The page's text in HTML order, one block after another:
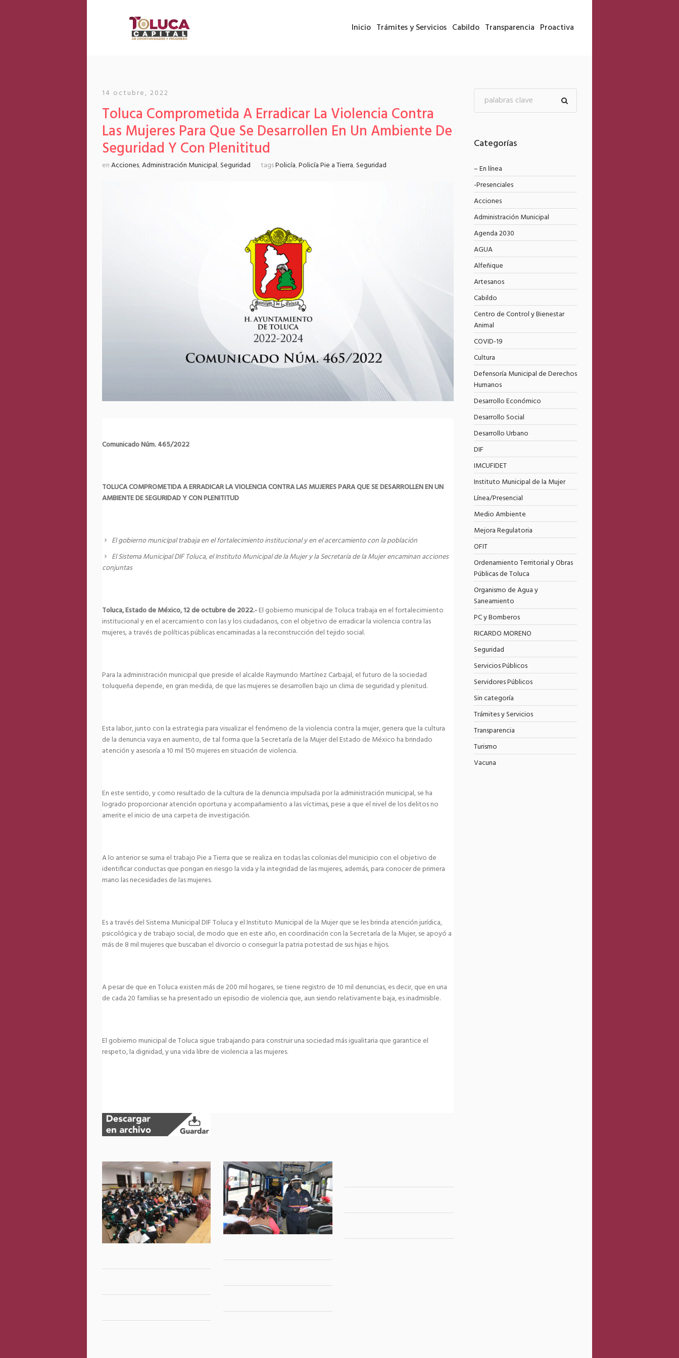
Inicio Trámites y Servicios Cabildo Transparencia Proactiva
14 octubre, 2022
Toluca Comprometida A Erradicar La Violencia Contra
Las Mujeres Para Que Se Desarrollen En Un Ambiente De
Seguridad Y Con Plenititud
enAcciones,Administración Municipal,Seguridad tagsPolicía,Policía Pie a Tierra,Seguridad
Comunicado Núm. 465/2022
TOLUCA COMPROMETIDA A ERRADICAR LA VIOLENCIA CONTRA LAS MUJERES PARA QUE SE DESARROLLEN EN UN
AMBIENTE DE SEGURIDAD Y CON PLENITITUD
El gobierno municipal trabaja en el fortalecimiento institucional y en el acercamiento con la población
El Sistema Municipal DIF Toluca, el Instituto Municipal de la Mujer y la Secretaría de la Mujer encaminan acciones
conjuntas
Toluca, Estado de México, 12 de octubre de 2022.-El gobierno municipal de Toluca trabaja en el fortalecimiento
institucional y en el acercamiento con las y los ciudadanos, con el objetivo de erradicar la violencia contra las
mujeres, a través de políticas públicas encaminadas a la reconstrucción del tejido social.
Para la administración municipal que preside el alcalde Raymundo Martínez Carbajal, el futuro de la sociedad
toluqueña depende, en gran medida, de que las mujeres se desarrollen bajo un clima de seguridad y plenitud.
Esta labor, junto con la estrategia para visualizar el fenómeno de la violencia contra la mujer, genera que la cultura
de la denuncia vaya en aumento, de tal forma que la Secretaría de la Mujer del Estado de México ha brindado
atención y asesoría a 10 mil 150 mujeres en situación de violencia.
En este sentido, y como resultado de la cultura de la denuncia impulsada por la administración municipal, se ha
logrado proporcionar atención oportuna y acompañamiento a las víctimas, pese a que el nivel de los delitos no
amerite el inicio de una carpeta de investigación.
A lo anterior se suma el trabajo Pie a Tierra que se realiza en todas las colonias del municipio con el objetivo de
identificar conductas que pongan en riesgo la vida y la integridad de las mujeres, además, para conocer de primera
mano las necesidades de las mujeres.
Es a través del Sistema Municipal DIF Toluca y el Instituto Municipal de la Mujer que se les brinda atención jurídica,
psicológica y de trabajo social, de modo que en este año, en coordinación con la Secretaría de la Mujer, se apoyó a
más de 8 mil mujeres que buscaban el divorcio o conseguir la patria potestad de sus hijas e hijos.
A pesar de que en Toluca existen más de 200 mil hogares, se tiene registro de 10 mil denuncias, es decir, que en una
de cada 20 familias se ha presentado un episodio de violencia que, aun siendo relativamente baja, es inadmisible.
El gobierno municipal de Toluca sigue trabajando para construir una sociedad más igualitaria que garantice el
respeto, la dignidad, y una vida libre de violencia a las mujeres.
Categorías
– En línea
-Presenciales
Acciones
Administración Municipal
Agenda 2030
AGUA
Alfeñique
Artesanos
Cabildo
Centro de Control y Bienestar
Animal
COVID-19
Cultura
Defensoría Municipal de Derechos
Humanos
Desarrollo Económico
Desarrollo Social
Desarrollo Urbano
DIF
IMCUFIDET
Instituto Municipal de la Mujer
Línea/Presencial
Medio Ambiente
Mejora Regulatoria
OFIT
Ordenamiento Territorial y Obras
Públicas de Toluca
Organismo de Agua y
Saneamiento
PC y Bomberos
RICARDO MORENO
Seguridad
Servicios Públicos
Servidores Públicos
Sin categoría
Trámites y Servicios
Transparencia
Turismo
Vacuna